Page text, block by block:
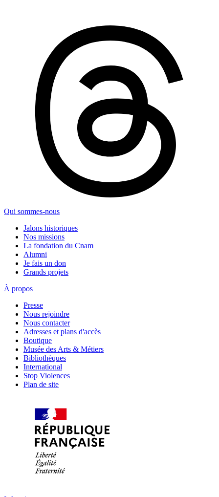
Qui sommes-nous
Jalons historiques
Nos missions
La fondation du Cnam
Alumni
Je fais un don
Grands projets
À propos
Presse
Nous rejoindre
Nous contacter
Adresses et plans d'accès
Boutique
Musée des Arts & Métiers
Bibliothèques
International
Stop Violences
Plan de site